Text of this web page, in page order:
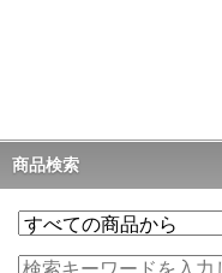
商品検索